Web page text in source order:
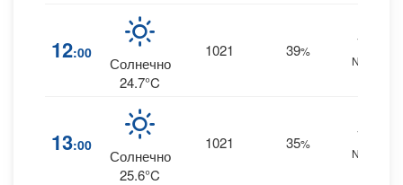
12:00
Солнечно
24.7°C
1021 39%
17
NNE
13:00
Солнечно
25.6°C
1021 35%
17
NNE